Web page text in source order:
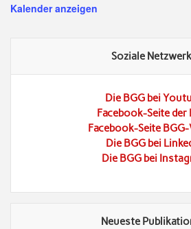
Kalender anzeigen
Soziale
Die BGG bei
Facebook-Seite der
Facebook-Seite
Die BGG bei
Die BGG bei
Neueste